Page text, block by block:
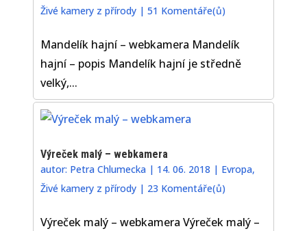
Živé kamery z přírody |51 Komentáře(ů)
Mandelík hajní – webkamera Mandelík
hajní – popis Mandelík hajní je středně
velký,...
Výreček malý – webkamera
autor: Petra Chlumecka | 14. 06. 2018 | Evropa,
Živé kamery z přírody | 23 Komentáře(ů)
Výreček malý – webkamera Výreček malý –